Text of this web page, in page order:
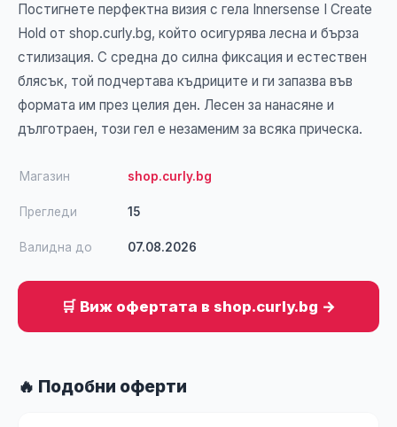
Постигнете перфектна визия с гела Innersense I Create
Hold от shop.curly.bg, който осигурява лесна и бърза
стилизация. С средна до силна фиксация и естествен
блясък, той подчертава къдриците и ги запазва във
формата им през целия ден. Лесен за нанасяне и
дълготраен, този гел е незаменим за всяка прическа.
Магазин shop.curly.bg
Прегледи 15
Валидна до 07.08.2026
🛒 Виж офертата в shop.curly.bg →
🔥 Подобни оферти